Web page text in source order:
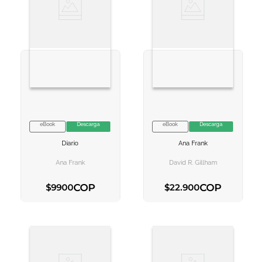
VER INFORMACION
eBook Descarga
Diario
Ana Frank
$9900COP
VER INFORMACION
eBook Descarga
Ana Frank
David R. Gillham
$22.900COP